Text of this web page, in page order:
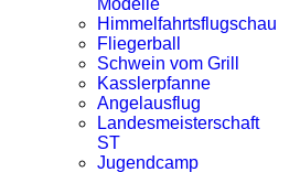
Modelle
Himmelfahrtsflugschau
Fliegerball
Schwein vom Grill
Kasslerpfanne
Angelausflug
Landesmeisterschaft
ST
Jugendcamp